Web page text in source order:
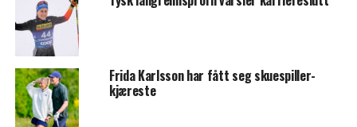
Frida Karlsson har fått seg skuespiller-
kjæreste